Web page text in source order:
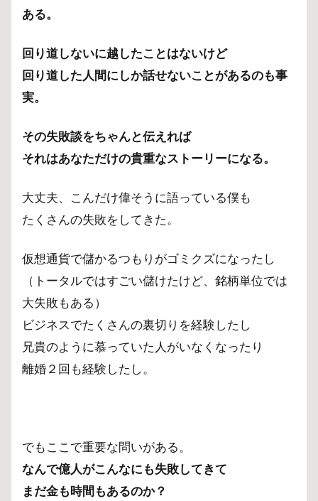
ある。
回り道しないに越したことはないけど
回り道した人間にしか話せないことがあるのも事
実。
その失敗談をちゃんと伝えれば
それはあなただけの貴重なストーリーになる。
大丈夫、こんだけ偉そうに語っている僕も
たくさんの失敗をしてきた。
仮想通貨で儲かるつもりがゴミクズになったし
（トータルではすごい儲けたけど、銘柄単位では
大失敗もある）
ビジネスでたくさんの裏切りを経験したし
兄貴のように慕っていた人がいなくなったり
離婚２回も経験したし。
でもここで重要な問いがある。
なんで億人がこんなにも失敗してきて
まだ金も時間もあるのか？